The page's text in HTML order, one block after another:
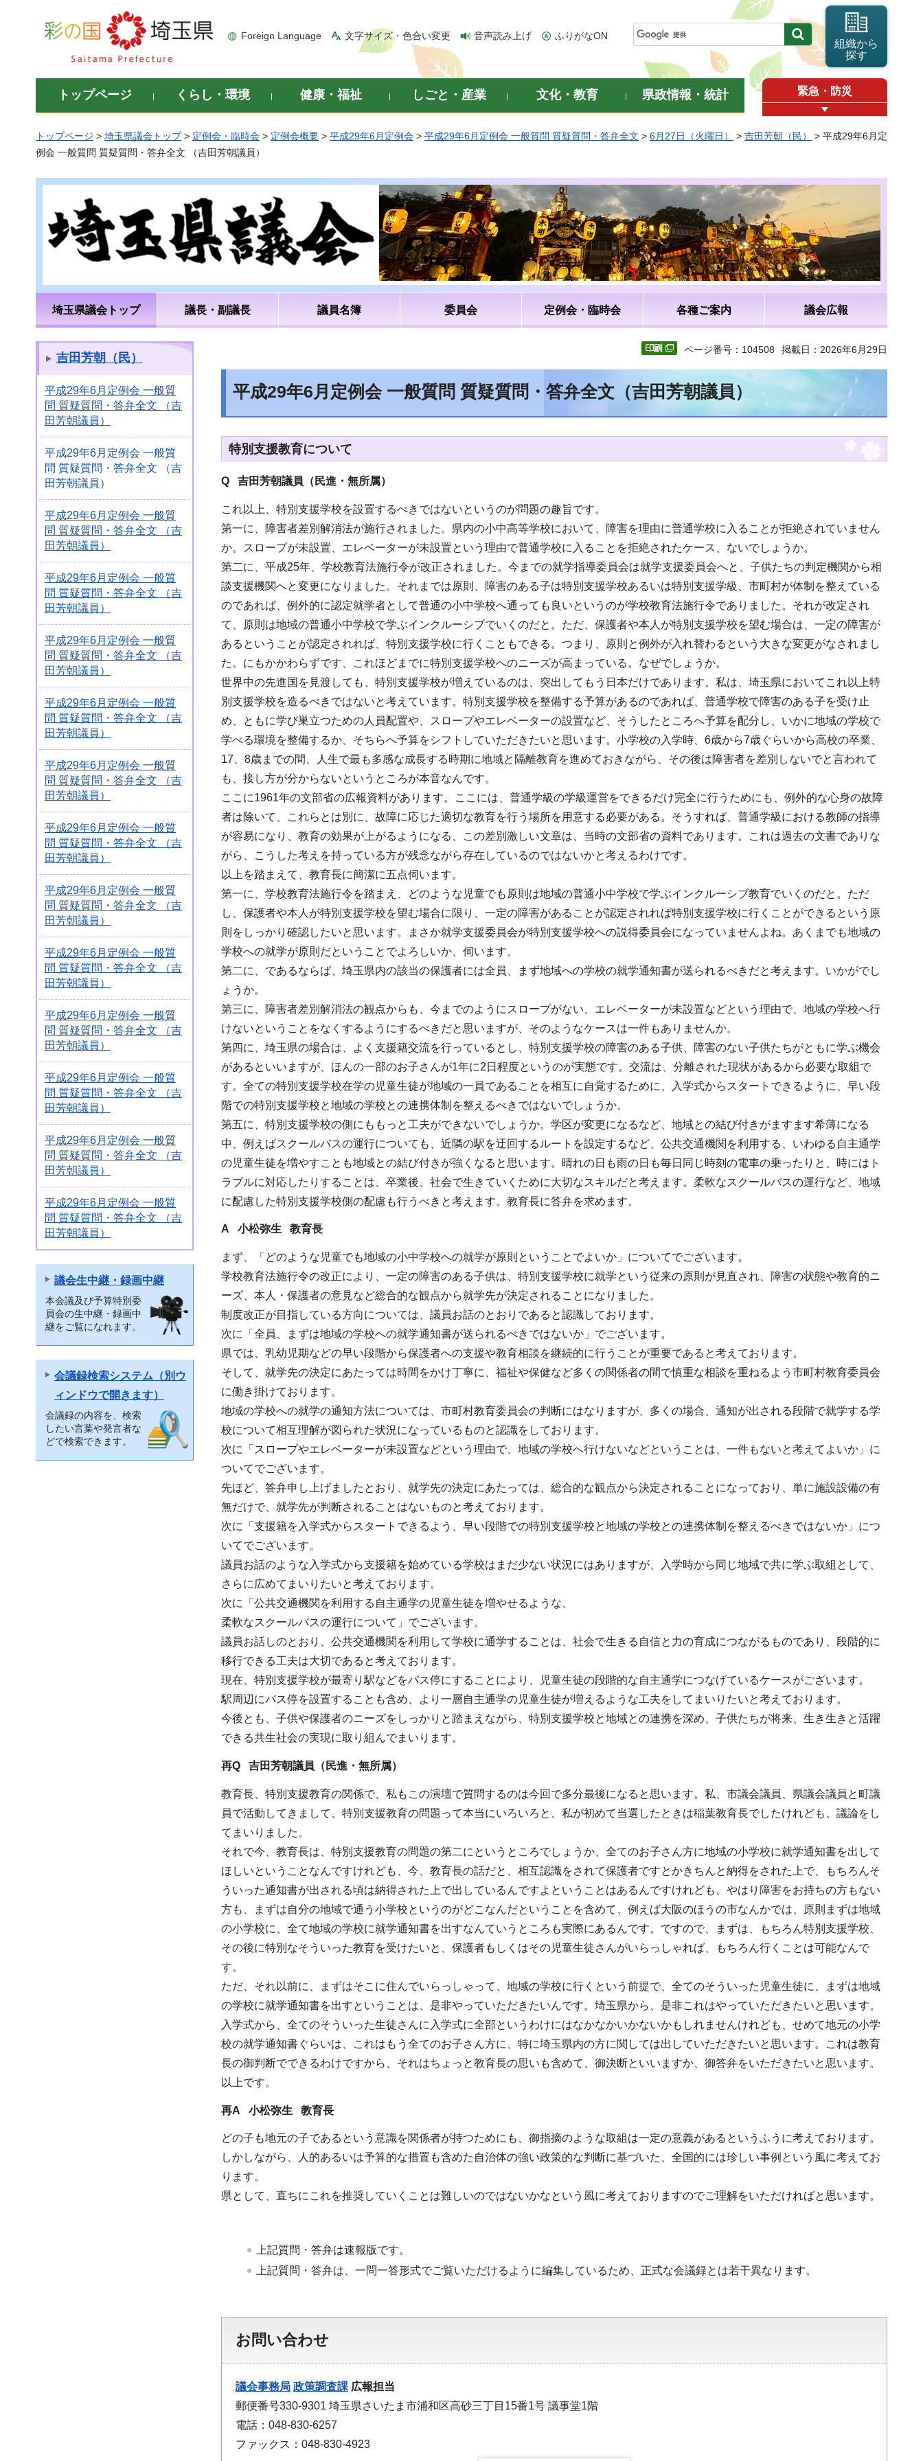
彩の国 埼玉県
Foreign Language 文字サイズ・色合い変更 音声読み上げ ふりがなON
組織から
探す
トップページ くらし・環境 健康・福祉 しごと・産業 文化・教育 県政情報・統計 緊急・防災
トップページ > 埼玉県議会トップ> 定例会・臨時会 > 定例会概要 > 平成29年6月定例会 > 平成29年6月定例会 一般質問 質疑質問・答弁全文 > 6月27日（火曜日） > 吉田芳朝（民）
> 平成29年6月定
例会 一般質問 質疑質問・答弁全文 （吉田芳朝議員）
埼玉県議会トップ 議長・副議長 議員名簿 委員会 定例会・臨時会 各種ご案内 議会広報
吉田芳朝（民）
平成29年6月定例会 一般質
問 質疑質問・答弁全文 （吉
田芳朝議員）
平成29年6月定例会 一般質
問 質疑質問・答弁全文 （吉
田芳朝議員）
平成29年6月定例会 一般質
問 質疑質問・答弁全文 （吉
田芳朝議員）
平成29年6月定例会 一般質
問 質疑質問・答弁全文 （吉
田芳朝議員）
平成29年6月定例会 一般質
問 質疑質問・答弁全文 （吉
田芳朝議員）
平成29年6月定例会 一般質
問 質疑質問・答弁全文 （吉
田芳朝議員）
平成29年6月定例会 一般質
問 質疑質問・答弁全文 （吉
田芳朝議員）
平成29年6月定例会 一般質
問 質疑質問・答弁全文 （吉
田芳朝議員）
平成29年6月定例会 一般質
問 質疑質問・答弁全文 （吉
田芳朝議員）
平成29年6月定例会 一般質
問 質疑質問・答弁全文 （吉
田芳朝議員）
平成29年6月定例会 一般質
問 質疑質問・答弁全文 （吉
田芳朝議員）
平成29年6月定例会 一般質
問 質疑質問・答弁全文 （吉
田芳朝議員）
平成29年6月定例会 一般質
問 質疑質問・答弁全文 （吉
田芳朝議員）
平成29年6月定例会 一般質
問 質疑質問・答弁全文 （吉
田芳朝議員）
議会生中継・録画中継
本会議及び予算特別委
員会の生中継・録画中
継をご覧になれます。
会議録検索システム（別ウ
ィンドウで開きます）
会議録の内容を、検索
したい言葉や発言者な
どで検索できます。
ページ番号：104508 掲載日：2026年6月29日
平成29年6月定例会 一般質問 質疑質問・答弁全文（吉田芳朝議員）
特別支援教育について
Q 吉田芳朝議員（民進・無所属）
これ以上、特別支援学校を設置するべきではないというのが問題の趣旨です。
第一に、障害者差別解消法が施行されました。県内の小中高等学校において、障害を理由に普通学校に入ることが拒絶されていません
か。スロープが未設置、エレベーターが未設置という理由で普通学校に入ることを拒絶されたケース、ないでしょうか。
第二に、平成25年、学校教育法施行令が改正されました。今までの就学指導委員会は就学支援委員会へと、子供たちの判定機関から相
談支援機関へと変更になりました。それまでは原則、障害のある子は特別支援学校あるいは特別支援学級、市町村が体制を整えている
のであれば、例外的に認定就学者として普通の小中学校へ通っても良いというのが学校教育法施行令でありました。それが改定され
て、原則は地域の普通小中学校で学ぶインクルーシブでいくのだと。ただ、保護者や本人が特別支援学校を望む場合は、一定の障害が
あるということが認定されれば、特別支援学校に行くこともできる。つまり、原則と例外が入れ替わるという大きな変更がなされまし
た。にもかかわらずです、これほどまでに特別支援学校へのニーズが高まっている。なぜでしょうか。
世界中の先進国を見渡しても、特別支援学校が増えているのは、突出してもう日本だけであります。私は、埼玉県においてこれ以上特
別支援学校を造るべきではないと考えています。特別支援学校を整備する予算があるのであれば、普通学校で障害のある子を受け止
め、ともに学び巣立つための人員配置や、スロープやエレベーターの設置など、そうしたところへ予算を配分し、いかに地域の学校で
学べる環境を整備するか、そちらへ予算をシフトしていただきたいと思います。小学校の入学時、6歳から7歳ぐらいから高校の卒業、
17、8歳までの間、人生で最も多感な成長する時期に地域と隔離教育を進めておきながら、その後は障害者を差別しないでと言われて
も、接し方が分からないというところが本音なんです。
ここに1961年の文部省の広報資料があります。ここには、普通学級の学級運営をできるだけ完全に行うためにも、例外的な心身の故障
者は除いて、これらとは別に、故障に応じた適切な教育を行う場所を用意する必要がある。そうすれば、普通学級における教師の指導
が容易になり、教育の効果が上がるようになる、この差別激しい文章は、当時の文部省の資料であります。これは過去の文書でありな
がら、こうした考えを持っている方が残念ながら存在しているのではないかと考えるわけです。
以上を踏まえて、教育長に簡潔に五点伺います。
第一に、学校教育法施行令を踏まえ、どのような児童でも原則は地域の普通小中学校で学ぶインクルーシブ教育でいくのだと。ただ
し、保護者や本人が特別支援学校を望む場合に限り、一定の障害があることが認定されれば特別支援学校に行くことができるという原
則をしっかり確認したいと思います。まさか就学支援委員会が特別支援学校への説得委員会になっていませんよね。あくまでも地域の
学校への就学が原則だということでよろしいか、伺います。
第二に、であるならば、埼玉県内の該当の保護者には全員、まず地域への学校の就学通知書が送られるべきだと考えます。いかがでし
ょうか。
第三に、障害者差別解消法の観点からも、今までのようにスロープがない、エレベーターが未設置などという理由で、地域の学校へ行
けないということをなくするようにするべきだと思いますが、そのようなケースは一件もありませんか。
第四に、埼玉県の場合は、よく支援籍交流を行っているとし、特別支援学校の障害のある子供、障害のない子供たちがともに学ぶ機会
があるといいますが、ほんの一部のお子さんが1年に2日程度というのが実態です。交流は、分離された現状があるから必要な取組で
す。全ての特別支援学校在学の児童生徒が地域の一員であることを相互に自覚するために、入学式からスタートできるように、早い段
階での特別支援学校と地域の学校との連携体制を整えるべきではないでしょうか。
第五に、特別支援学校の側にももっと工夫ができないでしょうか。学区が変更になるなど、地域との結び付きがますます希薄になる
中、例えばスクールバスの運行についても、近隣の駅を迂回するルートを設定するなど、公共交通機関を利用する、いわゆる自主通学
の児童生徒を増やすことも地域との結び付きが強くなると思います。晴れの日も雨の日も毎日同じ時刻の電車の乗ったりと、時にはト
ラブルに対応したりすることは、卒業後、社会で生きていくために大切なスキルだと考えます。柔軟なスクールバスの運行など、地域
に配慮した特別支援学校側の配慮も行うべきと考えます。教育長に答弁を求めます。
A 小松弥生 教育長
まず、「どのような児童でも地域の小中学校への就学が原則ということでよいか」についてでございます。
学校教育法施行令の改正により、一定の障害のある子供は、特別支援学校に就学という従来の原則が見直され、障害の状態や教育的ニ
ーズ、本人・保護者の意見など総合的な観点から就学先が決定されることになりました。
制度改正が目指している方向については、議員お話のとおりであると認識しております。
次に「全員、まずは地域の学校への就学通知書が送られるべきではないか」でございます。
県では、乳幼児期などの早い段階から保護者への支援や教育相談を継続的に行うことが重要であると考えております。
そして、就学先の決定にあたっては時間をかけ丁寧に、福祉や保健など多くの関係者の間で慎重な相談を重ねるよう市町村教育委員会
に働き掛けております。
地域の学校への就学の通知方法については、市町村教育委員会の判断にはなりますが、多くの場合、通知が出される段階で就学する学
校について相互理解が図られた状況になっているものと認識をしております。
次に「スロープやエレベーターが未設置などという理由で、地域の学校へ行けないなどということは、一件もないと考えてよいか」に
ついてでございます。
先ほど、答弁申し上げましたとおり、就学先の決定にあたっては、総合的な観点から決定されることになっており、単に施設設備の有
無だけで、就学先が判断されることはないものと考えております。
次に「支援籍を入学式からスタートできるよう、早い段階での特別支援学校と地域の学校との連携体制を整えるべきではないか」につ
いてでございます。
議員お話のような入学式から支援籍を始めている学校はまだ少ない状況にはありますが、入学時から同じ地域で共に学ぶ取組として、
さらに広めてまいりたいと考えております。
次に「公共交通機関を利用する自主通学の児童生徒を増やせるような、
柔軟なスクールバスの運行について」でございます。
議員お話しのとおり、公共交通機関を利用して学校に通学することは、社会で生きる自信と力の育成につながるものであり、段階的に
移行できる工夫は大切であると考えております。
現在、特別支援学校が最寄り駅などをバス停にすることにより、児童生徒の段階的な自主通学につなげているケースがございます。
駅周辺にバス停を設置することも含め、より一層自主通学の児童生徒が増えるような工夫をしてまいりたいと考えております。
今後とも、子供や保護者のニーズをしっかりと踏まえながら、特別支援学校と地域との連携を深め、子供たちが将来、生き生きと活躍
できる共生社会の実現に取り組んでまいります。
再Q 吉田芳朝議員（民進・無所属）
教育長、特別支援教育の関係で、私もこの演壇で質問するのは今回で多分最後になると思います。私、市議会議員、県議会議員と町議
員で活動してきまして、特別支援教育の問題って本当にいろいろと、私が初めて当選したときは稲葉教育長でしたけれども、議論をし
てまいりました。
それで今、教育長は、特別支援教育の問題の第二にというところでしょうか、全てのお子さん方に地域の小学校に就学通知書を出して
ほしいということなんですけれども、今、教育長の話だと、相互認識をされて保護者ですとかきちんと納得をされた上で、もちろんそ
ういった通知書が出される頃は納得された上で出しているんですよということはあるんですけれども、やはり障害をお持ちの方もない
方も、まずは自分の地域で通う小学校というのがどこなんだということを含めて、例えば大阪のほうの市なんかでは、原則まずは地域
の小学校に、全て地域の学校に就学通知書を出すなんていうところも実際にあるんです。ですので、まずは、もちろん特別支援学校、
その後に特別なそういった教育を受けたいと、保護者もしくはその児童生徒さんがいらっしゃれば、もちろん行くことは可能なんで
す。
ただ、それ以前に、まずはそこに住んでいらっしゃって、地域の学校に行くという前提で、全てのそういった児童生徒に、まずは地域
の学校に就学通知書を出すということは、是非やっていただきたいんです。埼玉県から、是非これはやっていただきたいと思います。
入学式から、全てのそういった生徒さんに入学式に全部というわけにはなかなかいかないかもしれませんけれども、せめて地元の小学
校の就学通知書ぐらいは、これはもう全てのお子さん方に、特に埼玉県内の方に関しては出していただきたいと思います。これは教育
長の御判断でできるわけですから、それはちょっと教育長の思いも含めて、御決断といいますか、御答弁をいただきたいと思います。
以上です。
再A 小松弥生 教育長
どの子も地元の子であるという意識を関係者が持つためにも、御指摘のような取組は一定の意義があるというふうに考えております。
しかしながら、人的あるいは予算的な措置も含めた自治体の強い政策的な判断に基づいた、全国的には珍しい事例という風に考えてお
ります。
県として、直ちにこれを推奨していくことは難しいのではないかなという風に考えておりますのでご理解をいただければと思います。
上記質問・答弁は速報版です。
上記質問・答弁は、一問一答形式でご覧いただけるように編集しているため、正式な会議録とは若干異なります。
お問い合わせ
議会事務局 政策調査課 広報担当
郵便番号330-9301 埼玉県さいたま市浦和区高砂三丁目15番1号 議事堂1階
電話：048-830-6257
ファックス：048-830-4923